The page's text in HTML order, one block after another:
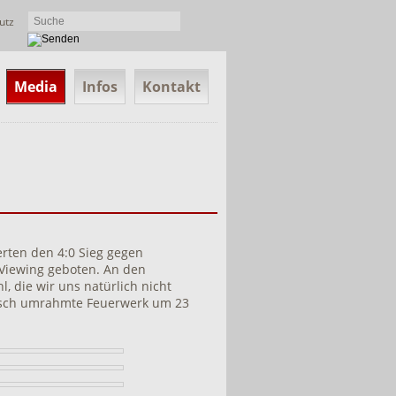
Media Infos Kontakt
den 4:0 Sieg gegen
geboten. An den
die wir uns natürlich nicht
umrahmte Feuerwerk um 23